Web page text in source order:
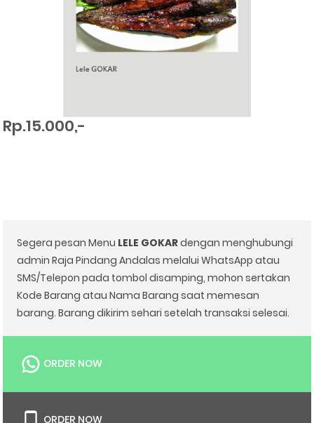
Rp.15.000,-
Segera pesan Menu LELE GOKARdengan menghubungi
admin Raja Pindang Andalas melalui WhatsApp atau
SMS/Telepon pada tombol disamping, mohon sertakan
Kode Barang atau Nama Barang saat memesan
barang. Barang dikirim sehari setelah transaksi selesai.
ORDER NOW
ORDER NOW